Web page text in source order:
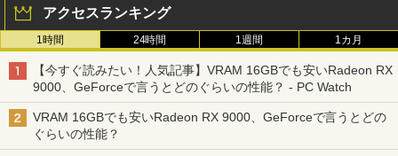
アクセスランキング
1時間 24時間 1週間 1カ月
【今すぐ読みたい！人気記事】VRAM 16GBでも安いRadeon RX
9000、GeForceで言うとどのぐらいの性能？ - PC Watch
VRAM 16GBでも安いRadeon RX 9000、GeForceで言うとどの
ぐらいの性能？